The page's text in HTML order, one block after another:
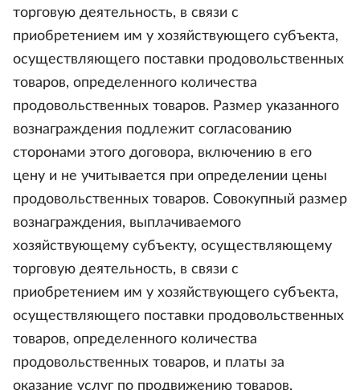
торговую деятельность, в связи с
приобретением им у хозяйствующего субъекта,
осуществляющего поставки продовольственных
товаров, определенного количества
продовольственных товаров. Размер указанного
вознаграждения подлежит согласованию
сторонами этого договора, включению в его
цену и не учитывается при определении цены
продовольственных товаров. Совокупный размер
вознаграждения, выплачиваемого
хозяйствующему субъекту, осуществляющему
торговую деятельность, в связи с
приобретением им у хозяйствующего субъекта,
осуществляющего поставки продовольственных
товаров, определенного количества
продовольственных товаров, и платы за
оказание услуг по продвижению товаров,